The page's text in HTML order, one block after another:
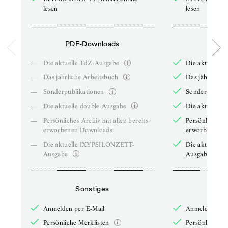
lesen
PDF-Downloads
—
Die aktuelle TdZ-Ausgabe
—
Das jährliche Arbeitsbuch
—
Sonderpublikationen
—
Die aktuelle double-Ausgabe
—
Persönliches Archiv mit allen bereits
erworbenen Downloads
—
Die aktuelle IXYPSILONZETT-
Ausgabe
Sonstiges
Anmelden per E-Mail
Persönliche Merklisten
lesen
Die aktuelle
Das jährliche
Die aktuelle
Persönliches
erworbenen
Die aktuelle
Ausgabe
Anmelden
Persönliche